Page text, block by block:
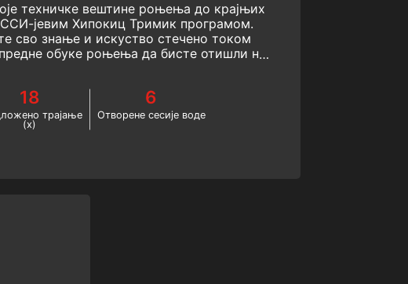
техничке вештине роњења до крајњих
ССИ-јевим Хипокиц Тримик програмом.
сво знање и искуство стечено током
обуке роњења да бисте отишли на
18
трајање
(х)
6
Отворене сесије воде